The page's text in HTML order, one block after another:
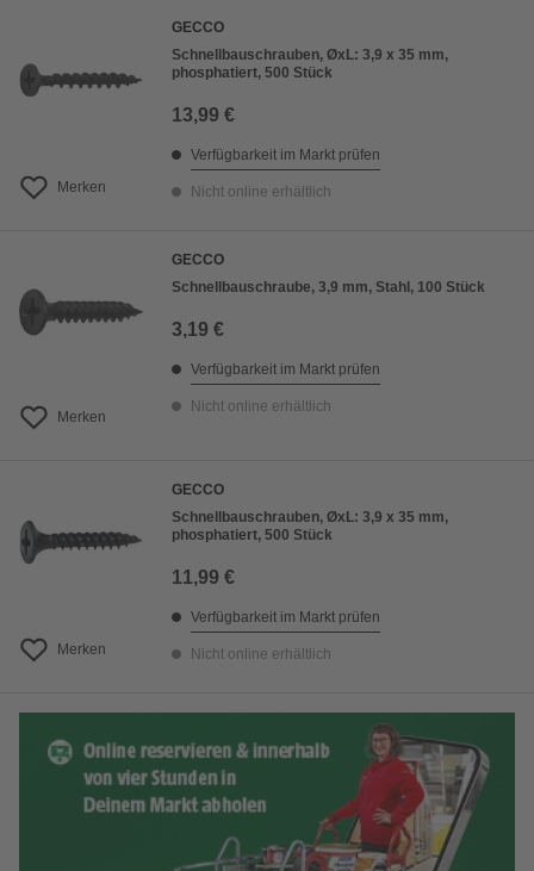
Merken
GECCO
Schnellbauschrauben, ØxL: 3,9 x 35 mm,
phosphatiert, 500 Stück
13,99 €
Verfügbarkeit im Markt prüfen
Nicht online erhältlich
Merken
GECCO
Schnellbauschraube, 3,9 mm, Stahl, 100 Stück
3,19 €
Verfügbarkeit im Markt prüfen
Nicht online erhältlich
Merken
GECCO
Schnellbauschrauben, ØxL: 3,9 x 35 mm,
phosphatiert, 500 Stück
11,99 €
Verfügbarkeit im Markt prüfen
Nicht online erhältlich